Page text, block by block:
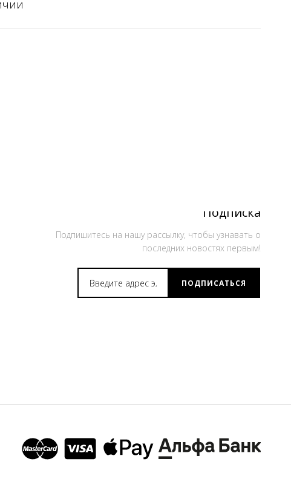
Подписка
Подпишитесь на нашу рассылку, чтобы узнавать о
последних новостях первым!
ПОДПИСАТЬСЯ